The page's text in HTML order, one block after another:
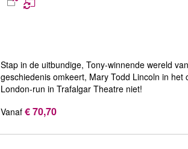
Stap in de uitbundige, Tony-winnende wereld
geschiedenis omkeert, Mary Todd Lincoln in
London-run in Trafalgar Theatre niet!
Vanaf € 70,70